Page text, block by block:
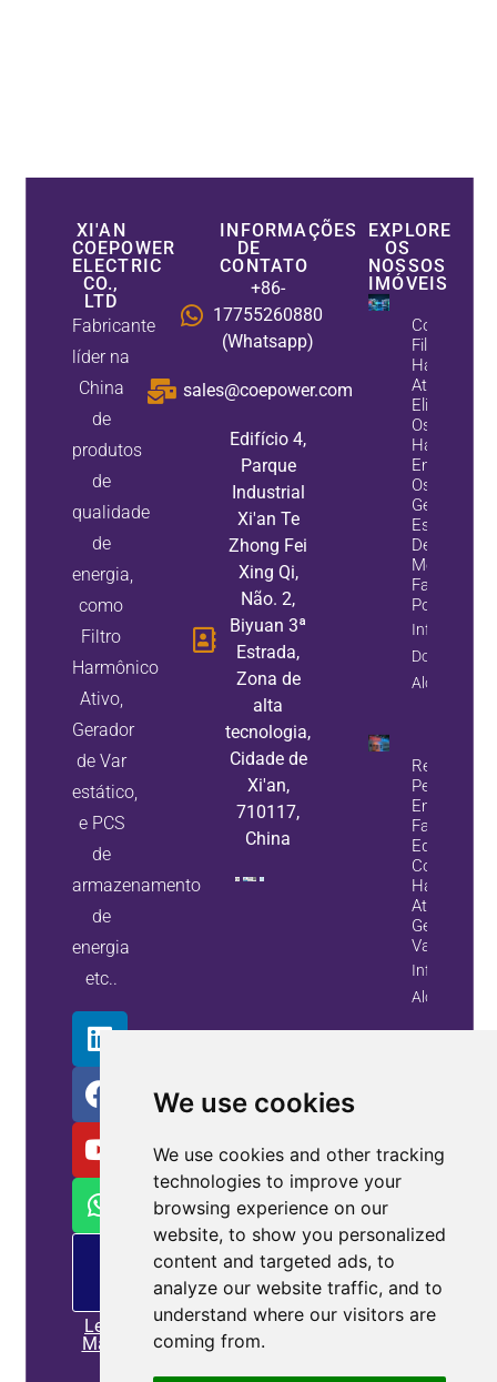
We use cookies
We use cookies and other tracking
technologies to improve your
browsing experience on our
website, to show you personalized
content and targeted ads, to
analyze our website traffic, and to
understand where our visitors are
coming from.
XI'AN
COEPOWER
ELECTRIC
CO.,
LTD
Fabricante
líder na
China
de
produtos
de
qualidade
de
energia,
como
Filtro
Harmônico
Ativo,
Gerador
de Var
estático,
e PCS
de
armazenamento
de
energia
etc..
Leia
Mais
INFORMAÇÕES
DE
CONTATO
+86-
17755260880
(Whatsapp)
sales@coepower.com
Edifício 4,
Parque
Industrial
Xi'an Te
Zhong Fei
Xing Qi,
Não. 2,
Biyuan 3ª
Estrada,
Zona de
alta
tecnologia,
Cidade de
Xi'an,
710117,
China
EXPLORE
OS
NOSSOS
IMÓVEIS
Como Os
Filtros
Ativos
Eliminam
Os
Enquanto
Os
Geradores
Estáticos
De Var
Melhoram
Fator De
Potência
Informação
Do
Alojamento
Reduza A
Perda De
Energia E
Falhas De
Com Filtros
Ativos E
Geradores
Var
Informação
Alojamento